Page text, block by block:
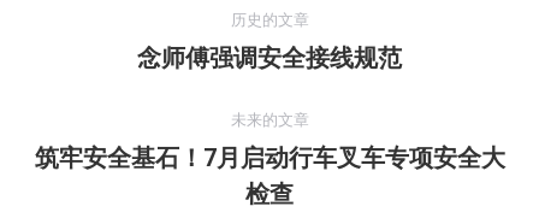
航
历史的文章
历
的
文
章：
念师傅强调安全接线规范
未来的文章
未
来
筑牢安全基石！7月启动行车叉车专项安全大
检查